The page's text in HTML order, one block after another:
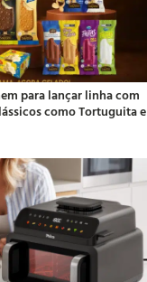
para lançar linha com
como Tortuguita e